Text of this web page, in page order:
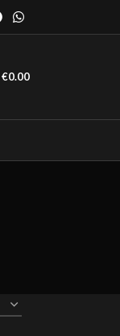
€0.00